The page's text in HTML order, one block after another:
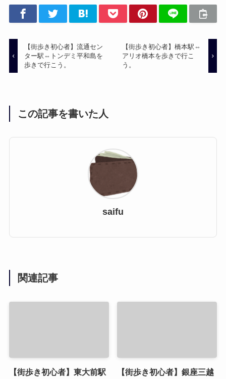
【街歩き初心者】流通セン
ター駅⇔トンデミ平和島を
歩きで行こう。
【街歩き初心者】橋本駅⇔
アリオ橋本を歩きで行こ
う。
この記事を書いた人
saifu
関連記事
【街歩き初心者】東大前駅
【街歩き初心者】銀座三越